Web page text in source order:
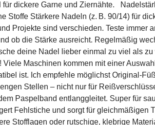
dickere Garne und Ziernähte.
Stoffe Stärkere Nadeln (z. B. 90/14) für
Projekte sind verschieden. Teste
ob die Stärke ausreicht. Regelmäßig
deine Nadel lieber einmal zu viel als
Maschinen kommen mit einer
ist. Ich empfehle möglichst Original-
Stellen – nicht nur für
Paspelband entlanggleitet. Super für
Fehlstiche und sorgt für
Stofflagen oder rutschige, klebrige